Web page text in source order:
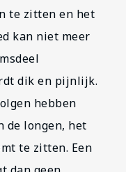
te zitten en het
kan niet meer
dik en pijnlijk.
hebben
de longen, het
te zitten. Een